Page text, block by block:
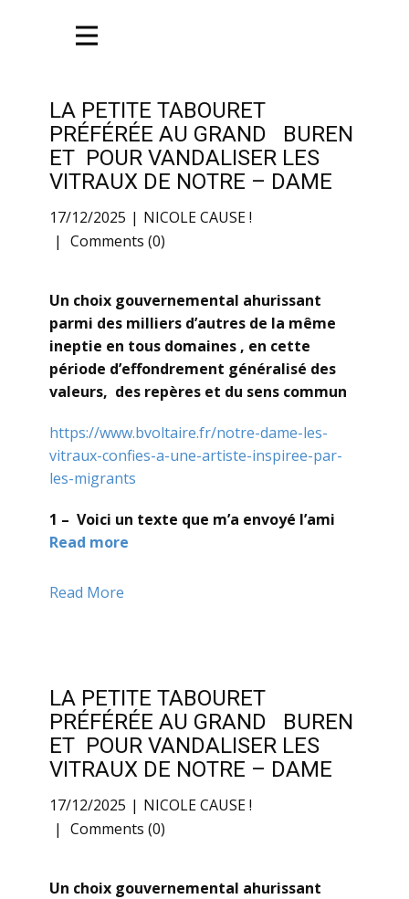
LA PETITE TABOURET
PRÉFÉRÉE AU GRAND BUREN
ET POUR VANDALISER LES
VITRAUX DE NOTRE – DAME
17/12/2025
NICOLE CAUSE !
Comments (0)
Un choix gouvernemental ahurissant
parmi des milliers d’autres de la même
ineptie en tous domaines , en cette
période d’effondrement généralisé des
valeurs, des repères et du sens commun
https://www.bvoltaire.fr/notre-dame-les-
vitraux-confies-a-une-artiste-inspiree-par-
les-migrants
1 – Voici un texte que m’a envoyé l’ami
Read more
Read More
LA PETITE TABOURET
PRÉFÉRÉE AU GRAND BUREN
ET POUR VANDALISER LES
VITRAUX DE NOTRE – DAME
17/12/2025
NICOLE CAUSE !
Comments (0)
Un choix gouvernemental ahurissant